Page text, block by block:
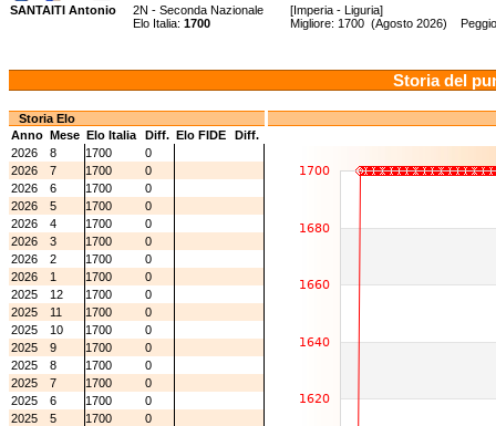
SANTAITI Antonio
2N - Seconda Nazionale [Imperia - Liguria]
Elo Italia: 1700 Migliore: 1700 (Agosto 2026)
Storia del
Storia Elo
Anno Mese Elo Italia Diff. Elo FIDE
Diff.
2026
8 1700
0
2026
7 1700
0
2026
6 1700
0
2026
5 1700
0
2026
4 1700
0
2026
3 1700
0
2026
2 1700
0
2026
1 1700
0
2025
12 1700
0
2025
11 1700
0
2025
10 1700
0
2025
9 1700
0
2025
8 1700
0
2025
7 1700
0
2025
6 1700
0
2025
5 1700
0